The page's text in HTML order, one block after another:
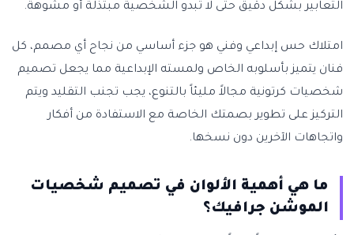
التعابير بشكل دقيق حتى لا تبدو الشخصية مبتذلة أو مشوهة.
امتلاك حس إبداعي وفني هو جزء أساسي من نجاح أي مصمم، كل
فنان يتميز بأسلوبه الخاص ولمسته الإبداعية مما يجعل تصميم
شخصيات كرتونية مجالاً مليئاً بالتنوع، يجب تجنب التقليد ويتم
التركيز على تطوير بصمتك الخاصة مع الاستفادة من أفكار
واتجاهات الآخرين دون نسخها.
ما هي أهمية الألوان في تصميم شخصيات
الموشن جرافيك؟